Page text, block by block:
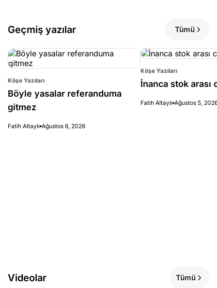
Geçmiş yazılar Tümü
Köşe Yazıları
Böyle yasalar referanduma
gitmez
Fatih Altaylı Ağustos 6, 2026
Köşe Yazıları
İnanca stok arası
Fatih Altaylı Ağustos 5,
Videolar Tümü